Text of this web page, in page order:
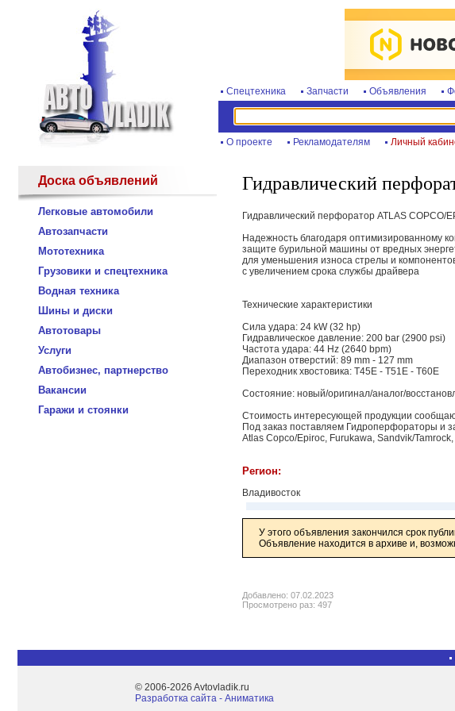
Спецтехника Запчасти Объявления
О проекте Рекламодателям Личный
Доска объявлений
Легковые автомобили
Автозапчасти
Мототехника
Грузовики и спецтехника
Водная техника
Шины и диски
Автотовары
Услуги
Автобизнес, партнерство
Вакансии
Гаражи и стоянки
Гидравлический
Гидравлический перфоратор ATLAS COPCO/
Надежность благодаря оптимизированному
защите бурильной машины от вредных
для уменьшения износа стрелы и
с увеличением срока службы драйвера
Технические характеристики
Сила удара: 24 kW (32 hp)
Гидравлическое давление: 200 bar (2900 psi)
Частота удара: 44 Hz (2640 bpm)
Диапазон отверстий: 89 mm - 127 mm
Переходник хвостовика: T45E - T51E - T60E
Состояние: новый/оригинал/аналог/
Стоимость интересующей продукции
Под заказ поставляем Гидроперфораторы и
Atlas Copco/Epiroc, Furukawa, Sandvik/
Регион:
Владивосток
У этого объявления закончился срок
Объявление находится в архиве и,
Добавлено: 07.02.2023
Просмотрено раз: 497
© 2006-2026 Avtovladik.ru
Разработка сайта - Aниматика